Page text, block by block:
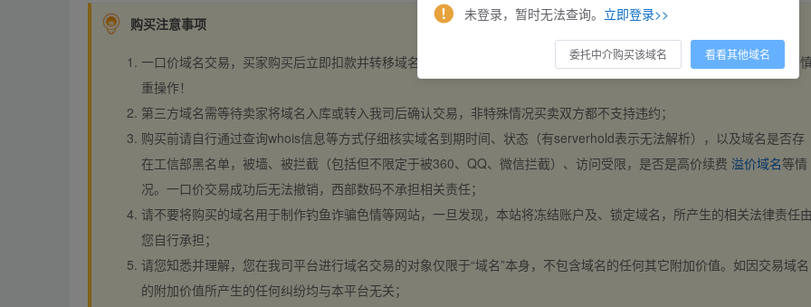
购买注意事项
一口价域名交易，买家购买后立即扣款并转移域名，交易自动完成。买卖双方都不支持违约，一旦出价不支持撤销，请
重操作！
第三方域名需等待卖家将域名入库或转入我司后确认交易，非特殊情况买卖双方都不支持违约；
购买前请自行通过查询whois信息等方式仔细核实域名到期时间、状态（有serverhold表示无法解析），以及域名是否存
在工信部黑名单，被墙、被拦截（包括但不限定于被360、QQ、微信拦截）、访问受限，是否是高价续费 溢价域名等情
况。一口价交易成功后无法撤销，西部数码不承担相关责任；
请不要将购买的域名用于制作钓鱼诈骗色情等网站，一旦发现，本站将冻结账户及、锁定域名，所产生的相关法律责任
您自行承担；
请您知悉并理解，您在我司平台进行域名交易的对象仅限于“域名”本身，不包含域名的任何其它附加价值。如因交易域名
的附加价值所产生的任何纠纷均与本平台无关；
未登录，暂时无法查询。 立即登录>>
委托中介购买该域名 看看其他域名